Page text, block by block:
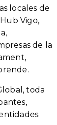
locales de
Vigo,
de la
toda